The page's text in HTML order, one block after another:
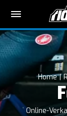
Home
Online-